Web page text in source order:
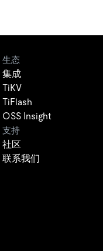
生态
集成
TiKV
TiFlash
OSS Insight
支持
社区
联系我们